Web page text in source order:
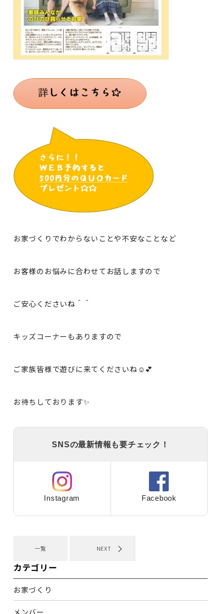
お家づくりでわからないことや不安なことなど
お客様のお悩みに合わせてお話しますので
ご安心くださいね＾＾
キッズコーナーもありますので
ご家族皆様で遊びに来てくださいね☺💕
お待ちしております✨
SNSの最新情報も要チェック！
Instagram Facebook
一覧 NEXT
カテゴリー
お家づくり
メンバー